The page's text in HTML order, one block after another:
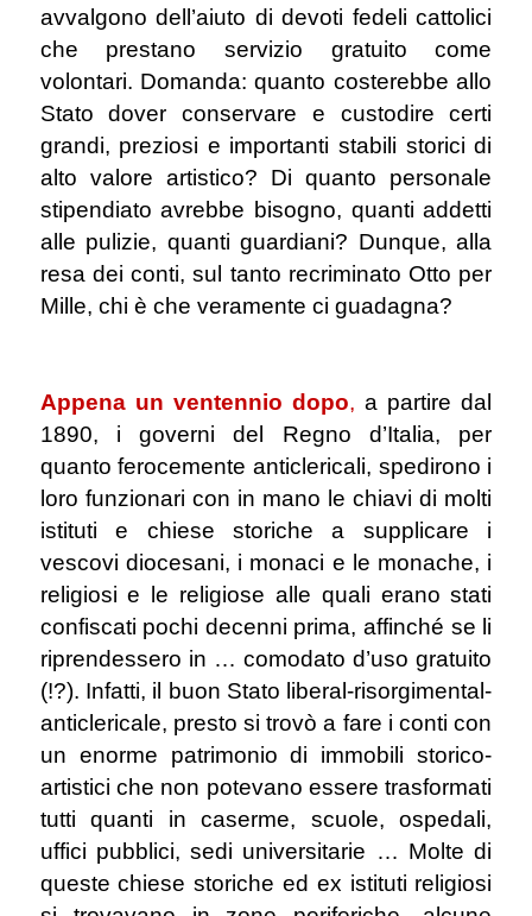
avvalgono dell’aiuto di devoti fedeli cattolici
che prestano servizio gratuito come
volontari. Domanda: quanto costerebbe allo
Stato dover conservare e custodire certi
grandi, preziosi e importanti stabili storici di
alto valore artistico? Di quanto personale
stipendiato avrebbe bisogno, quanti addetti
alle pulizie, quanti guardiani? Dunque, alla
resa dei conti, sul tanto recriminato Otto per
Mille, chi è che veramente ci guadagna?
Appena un ventennio dopo, a partire dal
1890, i governi del Regno d’Italia, per
quanto ferocemente anticlericali, spedirono i
loro funzionari con in mano le chiavi di molti
istituti e chiese storiche a supplicare i
vescovi diocesani, i monaci e le monache, i
religiosi e le religiose alle quali erano stati
confiscati pochi decenni prima, affinché se li
riprendessero in … comodato d’uso gratuito
(!?). Infatti, il buon Stato liberal-risorgimental-
anticlericale, presto si trovò a fare i conti con
un enorme patrimonio di immobili storico-
artistici che non potevano essere trasformati
tutti quanti in caserme, scuole, ospedali,
uffici pubblici, sedi universitarie … Molte di
queste chiese storiche ed ex istituti religiosi